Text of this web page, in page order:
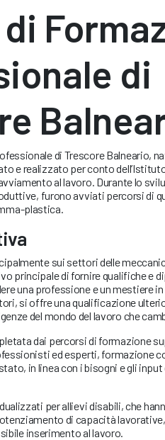
di
di Trescore Balneario,
e realizzato per conto
al lavoro. Durante lo
furono avviati percorsi di
plastica.
sui settori delle
principale di fornire qualifiche e
una professione e un mestiere
si offre una qualificazione
del mondo del lavoro che
dai percorsi di formazione
ed esperti, formazione
in linea con i bisogni e gli
per allievi disabili, che
di capacità
inserimento al lavoro.